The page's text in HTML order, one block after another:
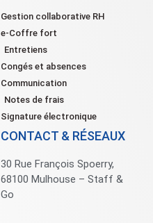
Gestion collaborative RH
e-Coffre fort
Entretiens
Congés et absences
Communication
Notes de frais
Signature électronique
CONTACT & RÉSEAUX
30 Rue François Spoerry,
68100 Mulhouse – Staff &
Go